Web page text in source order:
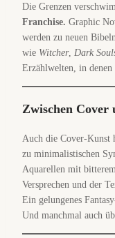
Die Grenzen
Franchise. Graphic
werden zu neuen
wie Witcher, Dark
Erzählwelten, in denen
Zwischen Cover
Auch die Cover-Kunst
zu minimalistischen
Aquarellen mit
Versprechen und der
Ein gelungenes
Und manchmal auch